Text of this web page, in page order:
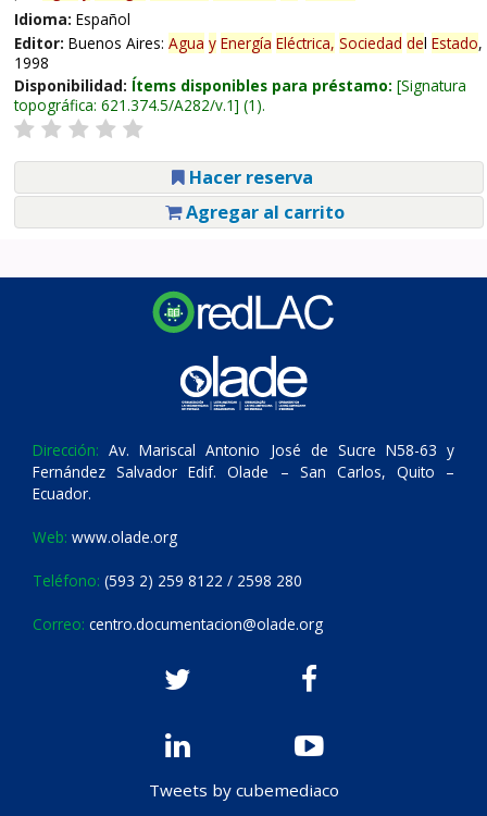
Idioma: Español
Editor: Buenos Aires: Agua y Energía Eléctrica, Sociedad del Estado,
1998
Disponibilidad: Ítems disponibles para préstamo: Signatura
topográfica: 621.374.5/A282/v.1 (1).
Hacer reserva
Agregar al carrito
Dirección: Av. Mariscal Antonio José de Sucre N58-63 y
Fernández Salvador Edif. Olade – San Carlos, Quito –
Ecuador.
Web: www.olade.org
Teléfono: (593 2) 259 8122 / 2598 280
Correo: centro.documentacion@olade.org
Tweets by cubemediaco